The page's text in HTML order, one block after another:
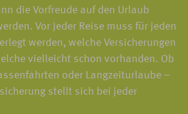
die Vorfreude auf den Urlaub
Vor jeder Reise muss für jeden
werden, welche Versicherungen
vielleicht schon vorhanden. Ob
oder Langzeiturlaube –
stellt sich bei jeder